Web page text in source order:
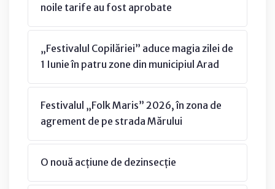
noile tarife au fost aprobate
„Festivalul Copilăriei” aduce magia zilei de
1 Iunie în patru zone din municipiul Arad
Festivalul „Folk Maris” 2026, în zona de
agrement de pe strada Mărului
O nouă acțiune de dezinsecție